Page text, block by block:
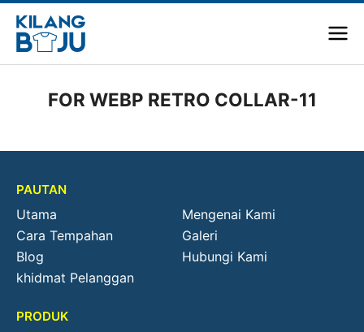
FOR WEBP RETRO COLLAR-11
PAUTAN
Utama
Mengenai Kami
Cara Tempahan
Galeri
Blog
Hubungi Kami
khidmat Pelanggan
PRODUK